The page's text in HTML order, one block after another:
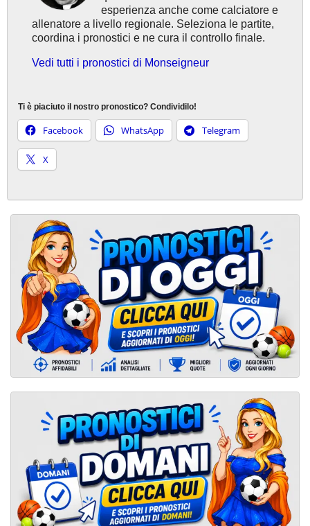
esperienza anche come calciatore e
allenatore a livello regionale. Seleziona le partite,
coordina i pronostici e ne cura il controllo finale.
Vedi tutti i pronostici di Monseigneur
Ti è piaciuto il nostro pronostico? Condividilo!
Facebook WhatsApp Telegram
X